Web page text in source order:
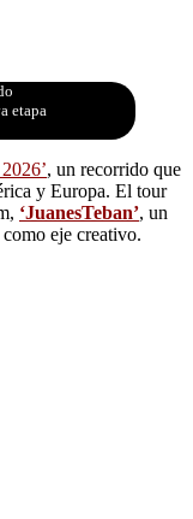
etapa
, un recorrido que
y Europa. El tour
‘JuanesTeban’, un
eje creativo.